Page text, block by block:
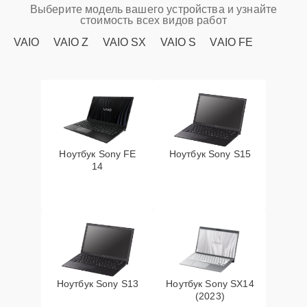
Выберите модель вашего устройства и узнайте
стоимость всех видов работ
VAIO
VAIO Z VAIO SX VAIO S VAIO FE
Ноутбук Sony FE
14
Ноутбук Sony S15
Ноутбук Sony S13
Ноутбук Sony SX14
(2023)